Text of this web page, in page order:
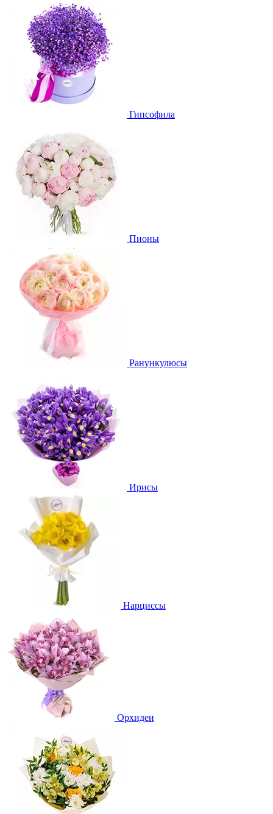
Гипсофила
Пионы
Ранункулюсы
Ирисы
Нарциссы
Орхидеи